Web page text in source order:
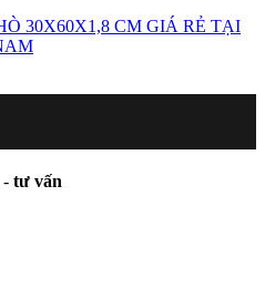
30X60X1,8 CM GIÁ RẺ TẠI
- tư vấn